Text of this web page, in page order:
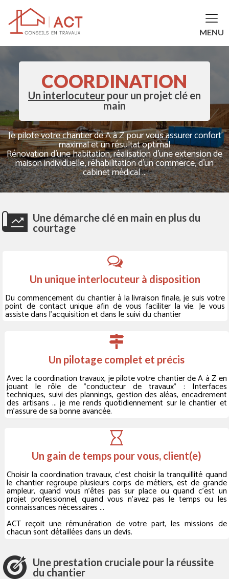
MENU
COORDINATION
Un interlocuteurpour un projet clé en
main
Je pilote votre chantier de A à Z pour vous assurer confort
maximal et un résultat optimal
Rénovation d'une habitation, réalisation d'une extension de
maison individuelle, réhabilitation d'un commerce, d'un
cabinet médical ...
Une démarche clé en main en plus du
courtage
Un unique interlocuteur à disposition
Du commencement du chantier à la livraison finale, je suis votre
point de contact unique afin de vous faciliter la vie. Je vous
assiste dans l'acquisition et dans le suivi du chantier
Un pilotage complet et précis
Avec la coordination travaux, je pilote votre chantier de A à Z en
jouant le rôle de "conducteur de travaux" : Interfaces
techniques, suivi des plannings, gestion des aléas, encadrement
des artisans ... je me rends quotidiennement sur le chantier et
m'assure de sa bonne avancée.
Un gain de temps pour vous, client(e)
Choisir la coordination travaux, c'est choisir la tranquillité quand
le chantier regroupe plusieurs corps de métiers, est de grande
ampleur, quand vous n'êtes pas sur place ou quand c'est un
projet professionnel, quand vous n'avez pas le temps ou les
connaissances nécessaires ...
ACT reçoit une rémunération de votre part, les missions de
chacun sont détaillées dans un devis.
Une prestation cruciale pour la réussite
du chantier